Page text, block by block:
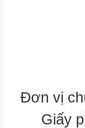
Đơn vị
Giấy